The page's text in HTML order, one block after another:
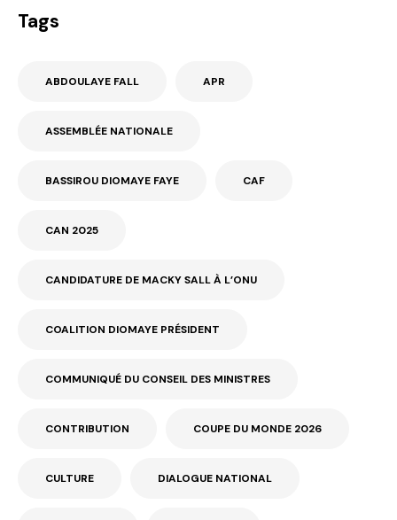
Tags
ABDOULAYE FALL APR
ASSEMBLÉE NATIONALE
BASSIROU DIOMAYE FAYE CAF
CAN 2025
CANDIDATURE DE MACKY SALL À L’ONU
COALITION DIOMAYE PRÉSIDENT
COMMUNIQUÉ DU CONSEIL DES MINISTRES
CONTRIBUTION COUPE DU MONDE 2026
CULTURE DIALOGUE NATIONAL